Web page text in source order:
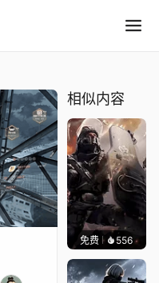
相似内容
免费 556鲨鲨啊